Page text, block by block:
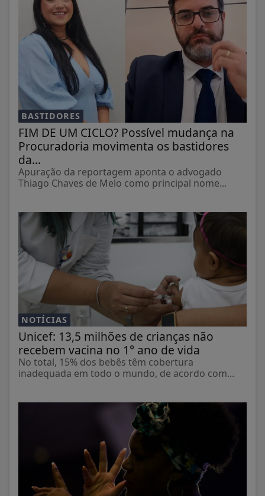
BASTIDORES
FIM DE UM CICLO? Possível mudança na
Procuradoria movimenta os bastidores
da...
Apuração da reportagem aponta o advogado
Thiago Chaves de Melo como principal nome...
NOTÍCIAS
Unicef: 13,5 milhões de crianças não
recebem vacina no 1° ano de vida
No total, 15% dos bebês têm cobertura
inadequada em todo o mundo, de acordo com...